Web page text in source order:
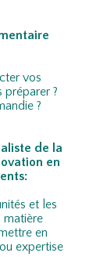
vos
préparer ?
?
de la
en
et les
matière
en
expertise